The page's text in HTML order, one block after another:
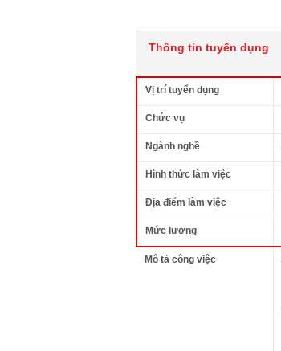
Thông tin tuyển dụng
Vị trí tuyển dụng
Chức vụ
Ngành nghề
Hình thức làm việc
Địa điểm làm việc
Mức lương
Mô tả công việc